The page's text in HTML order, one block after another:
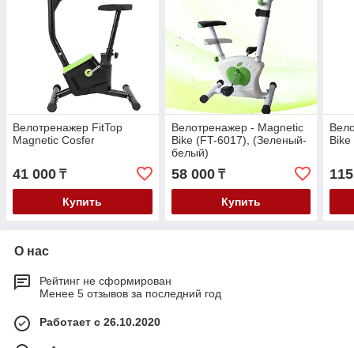
Велотренажер FitTop
Magnetic Cosfer
41 000 ₸
Купить
Велотренажер - Magnetic
Bike (FT-6017), (Зеленый-
белый)
58 000₸
Купить
О нас
Рейтинг не сформирован
Менее 5 отзывов за последний год
Работает с 26.10.2020